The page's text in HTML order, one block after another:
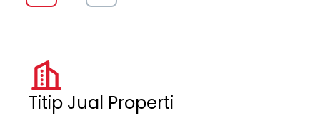
Titip Jual Properti